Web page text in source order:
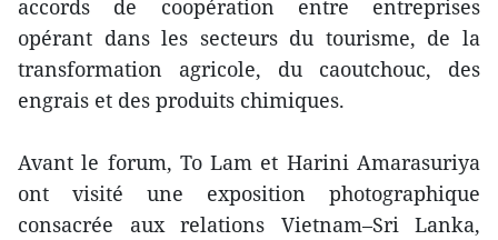
accords de coopération entre entreprises
opérant dans les secteurs du tourisme, de la
transformation agricole, du caoutchouc, des
engrais et des produits chimiques.
Avant le forum, To Lam et Harini Amarasuriya
ont visité une exposition photographique
consacrée aux relations Vietnam–Sri Lanka,